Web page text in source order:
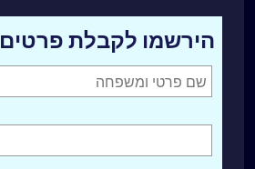
הירשמו לקבלת פרטים